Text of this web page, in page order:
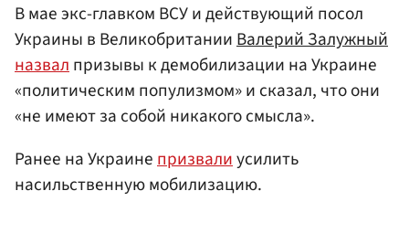
В мае экс-главком ВСУ и действующий посол
Украины в ВеликобританииВалерий Залужный
назвалпризывы к демобилизации на Украине
«политическим популизмом» и сказал, что они
«не имеют за собой никакого смысла».
Ранее на Украинепризвалиусилить
насильственную мобилизацию.